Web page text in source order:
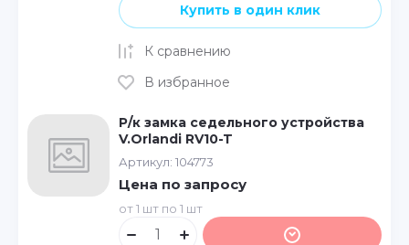
Купить в один клик
К сравнению
В избранное
Р/к замка седельного устройства
V.Orlandi RV10-T
Артикул: 104773
Цена по запросу
от 1 шт по 1 шт